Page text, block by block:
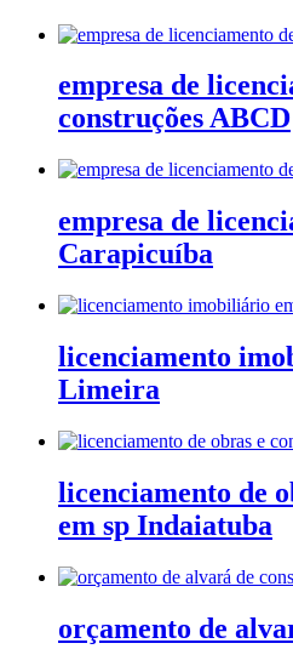
empresa de
construções ABCD
empresa de
Carapicuíba
licenciamento
Limeira
licenciamento de
em sp Indaiatuba
orçamento de